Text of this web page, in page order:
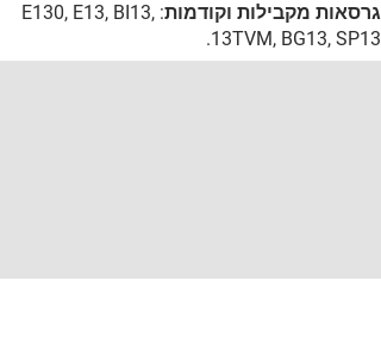
גרסאות מקבילות וקודמות: E130, E13, BI13,
13TVM, BG13, SP13.